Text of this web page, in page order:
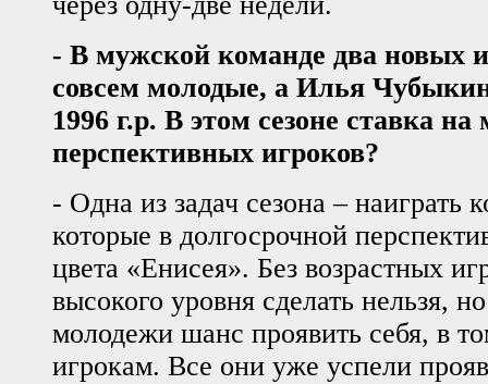
- В мужской команде два новых
совсем молодые, а Илья
1996 г.р. В этом сезоне ставка
перспективных игроков?
- Одна из задач сезона – наиграть
которые в долгосрочной
цвета «Енисея». Без возрастных
высокого уровня сделать нельзя,
молодежи шанс проявить себя, в
игрокам. Все они уже успели